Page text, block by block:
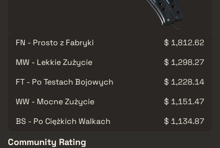
FN - Prosto z Fabryki
$ 1,812.62
MW - Lekkie Zużycie
$ 1,298.27
FT - Po Testach Bojowych
$ 1,228.14
WW - Mocne Zużycie
$ 1,151.47
BS - Po Ciężkich Walkach
$ 1,134.87
Community Rating